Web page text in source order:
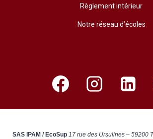
Règlement intérieur
Notre réseau d’écoles
SAS IPAM / EcoSup 17 rue des Ursulines – 59200